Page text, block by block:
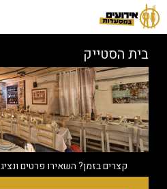
בית הסטייק
קצרים בזמן? השאירו פרטים ונציג